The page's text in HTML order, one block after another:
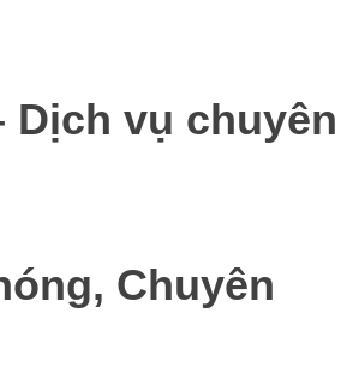
Dịch vụ chuyên
Chuyên